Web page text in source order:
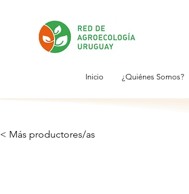
Inicio ¿Quiénes Somos?
< Más productores/as